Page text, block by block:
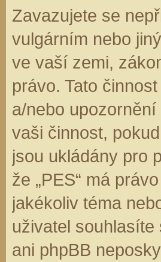
Zavazujete se
vulgárním nebo
ve vaší zemi,
právo. Tato
a/nebo
vaši činnost,
jsou ukládány pro
že „PES“ má
jakékoliv téma
uživatel souhlasíte
ani phpBB